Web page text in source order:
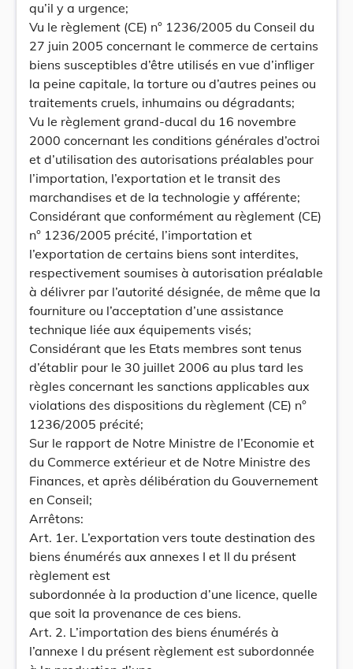
qu’il y a urgence;
Vu le règlement (CE) n° 1236/2005 du Conseil du
27 juin 2005 concernant le commerce de certains
biens susceptibles d’être utilisés en vue d’infliger
la peine capitale, la torture ou d’autres peines ou
traitements cruels, inhumains ou dégradants;
Vu le règlement grand-ducal du 16 novembre
2000 concernant les conditions générales d’octroi
et d’utilisation des autorisations préalables pour
l’importation, l’exportation et le transit des
marchandises et de la technologie y afférente;
Considérant que conformément au règlement (CE)
n° 1236/2005 précité, l’importation et
l’exportation de certains biens sont interdites,
respectivement soumises à autorisation préalable
à délivrer par l’autorité désignée, de même que la
fourniture ou l’acceptation d’une assistance
technique liée aux équipements visés;
Considérant que les Etats membres sont tenus
d’établir pour le 30 juillet 2006 au plus tard les
règles concernant les sanctions applicables aux
violations des dispositions du règlement (CE) n°
1236/2005 précité;
Sur le rapport de Notre Ministre de l’Economie et
du Commerce extérieur et de Notre Ministre des
Finances, et après délibération du Gouvernement
en Conseil;
Arrêtons:
Art. 1er. L’exportation vers toute destination des
biens énumérés aux annexes I et II du présent
règlement est
subordonnée à la production d’une licence, quelle
que soit la provenance de ces biens.
Art. 2. L’importation des biens énumérés à
l’annexe I du présent règlement est subordonnée